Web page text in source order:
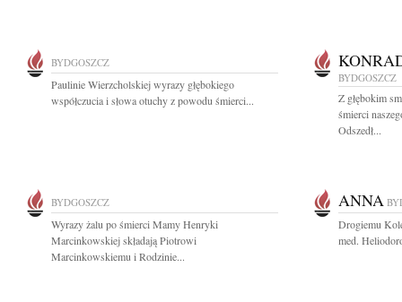
BYDGOSZCZ
Paulinie Wierzcholskiej wyrazy głębokiego
współczucia i słowa otuchy z powodu śmierci...
BYDGOSZCZ
Z głębokim
śmierci
Odszedł...
BYDGOSZCZ
Wyrazy żalu po śmierci Mamy Henryki
Marcinkowskiej składają Piotrowi
Marcinkowskiemu i Rodzinie...
ANNA
Drogiemu
med.